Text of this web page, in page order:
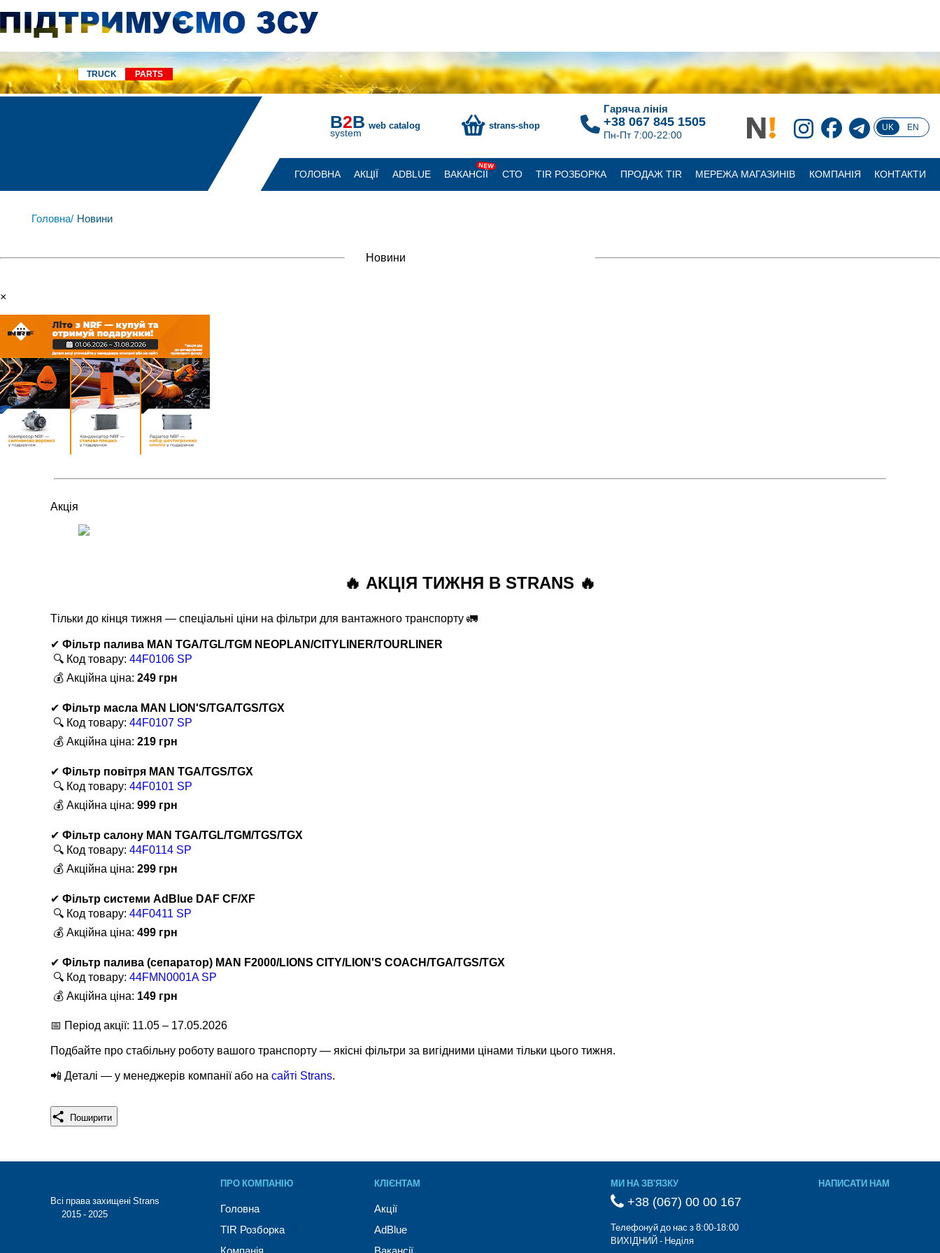
TRUCK PARTS
B2B
system
web catalog strans-shop
Гаряча лінія
+38 067 845 1505
Пн-Пт 7:00-22:00
UK EN
ГОЛОВНА АКЦІЇ ADBLUE ВАКАНСІЇ
NEW
СТО TIR РОЗБОРКА ПРОДАЖ TIR МЕРЕЖА МАГАЗИНІВ КОМПАНІЯ КОНТАКТИ
Головна/ Новини
Новини
×
Акція
🔥 АКЦІЯ ТИЖНЯ В STRANS 🔥
Тільки до кінця тижня — спеціальні ціни на фільтри для вантажного транспорту 🚛
✔ Фільтр палива MAN TGA/TGL/TGM NEOPLAN/CITYLINER/TOURLINER
🔍 Код товару: 44F0106 SP
💰 Акційна ціна: 249 грн
✔ Фільтр масла MAN LION'S/TGA/TGS/TGX
🔍 Код товару: 44F0107 SP
💰 Акційна ціна: 219 грн
✔ Фільтр повітря MAN TGA/TGS/TGX
🔍 Код товару: 44F0101 SP
💰 Акційна ціна: 999 грн
✔ Фільтр салону MAN TGA/TGL/TGM/TGS/TGX
🔍 Код товару: 44F0114 SP
💰 Акційна ціна: 299 грн
✔ Фільтр системи AdBlue DAF CF/XF
🔍 Код товару: 44F0411 SP
💰 Акційна ціна: 499 грн
✔ Фільтр палива (сепаратор) MAN F2000/LIONS CITY/LION'S COACH/TGA/TGS/TGX
🔍 Код товару: 44FMN0001A SP
💰 Акційна ціна: 149 грн
📅 Період акції: 11.05 – 17.05.2026
Подбайте про стабільну роботу вашого транспорту — якісні фільтри за вигідними цінами тільки цього тижня.
📲 Деталі — у менеджерів компанії або на сайті Strans.
Поширити
Всі права захищені Strans®
© 2015 - 2025
ПРО КОМПАНІЮ
Головна
TIR Розборка
Компанія
КЛІЄНТАМ
Акції
AdBlue
Вакансії
МИ НА ЗВ'ЯЗКУ
+38 (067) 00 00 167
Телефонуй до нас з 8:00-18:00
ВИХІДНИЙ - Неділя
НАПИСАТИ НАМ